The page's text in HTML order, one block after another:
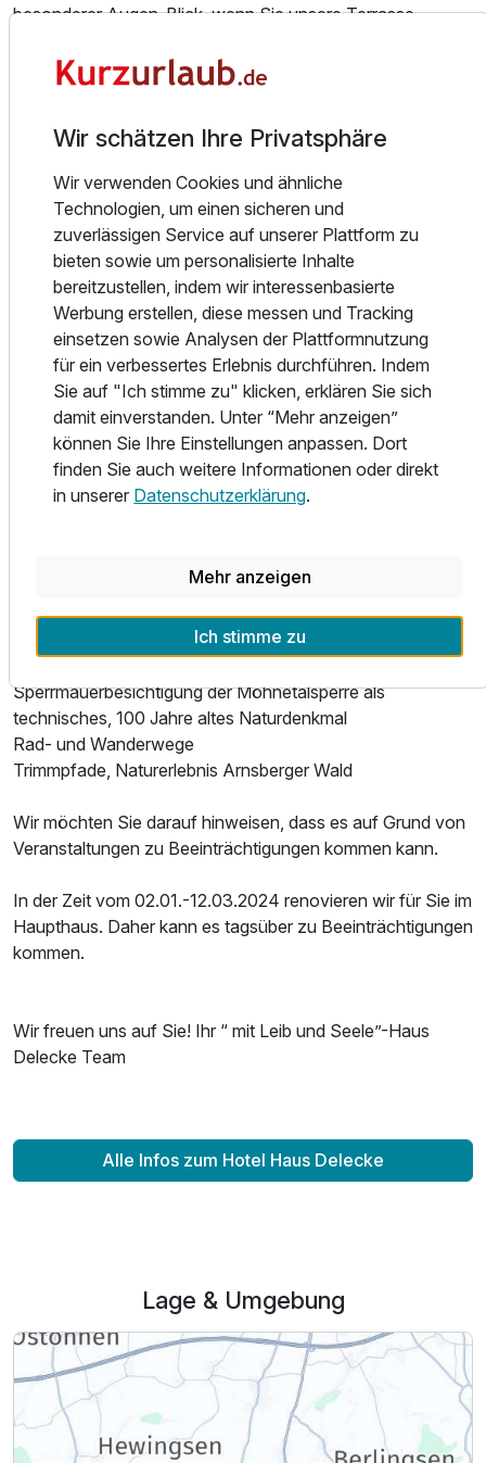
besonderer Augen-Blick, wenn Sie unsere Terrasse
Baumbestand rund um die weite Wiese und unsere
Terrasse zwitschert es fröhlich, es ist still und friedlich und
blendet alles Andere aus und lässt Staunen und einmal tief
Möglichkeiten rund um das Hotel Haus Delecke, das haben
wir zu bieten:
Hoteleigener Zugang am See
2 Golfplätze (5 km und 12 km entfernt)
Surf-und Segelschulen am See
Angeln am/auf dem See
Erlebnisbad inkl. 5-Sterne-Sauna ( 8 km )
Thermalbad mit großer Sauna ( 16 km )
Eissporthalle ( 9 km )
Indoor-Kartban ( 15 km )
Fachkundige Führungen oder gemütlicher Einkaufsbummel
durch die historische Hansestadt Soest ( 4 km )
Rundfahrt auf dem Möhnesee mit dem Katamaran (bis zu
Sperrmauerbesichtigung der Möhnetalsperre als
technisches, 100 Jahre altes Naturdenkmal
Rad- und Wanderwege
Trimmpfade, Naturerlebnis Arnsberger Wald
Wir möchten Sie darauf hinweisen, dass es auf Grund von
Veranstaltungen zu Beeinträchtigungen kommen kann.
In der Zeit vom 02.01.-12.03.2024 renovieren wir für Sie im
Haupthaus. Daher kann es tagsüber zu Beeinträchtigungen
kommen.
Wir freuen uns auf Sie! Ihr “ mit Leib und Seele”-Haus
Delecke Team
Alle Infos zum Hotel Haus Delecke
Lage & Umgebung
Wir schätzen Ihre Privatsphäre
Wir verwenden Cookies und ähnliche
Technologien, um einen sicheren und
zuverlässigen Service auf unserer Plattform zu
bieten sowie um personalisierte Inhalte
bereitzustellen, indem wir interessenbasierte
Werbung erstellen, diese messen und Tracking
einsetzen sowie Analysen der Plattformnutzung
für ein verbessertes Erlebnis durchführen. Indem
Sie auf "Ich stimme zu" klicken, erklären Sie sich
damit einverstanden. Unter “Mehr anzeigen”
können Sie Ihre Einstellungen anpassen. Dort
finden Sie auch weitere Informationen oder direkt
in unserer Datenschutzerklärung.
Mehr anzeigen
Ich stimme zu